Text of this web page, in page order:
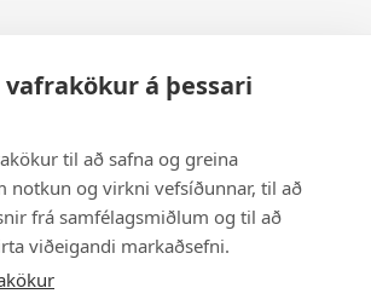
á þessari
til að safna og greina
notkun og virkni vefsíðunnar, til að
frá samfélagsmiðlum og til að
viðeigandi markaðsefni.